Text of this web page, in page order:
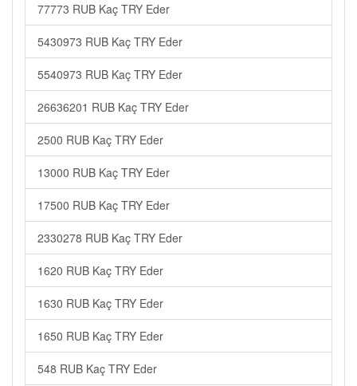
77773 RUB Kaç TRY Eder
5430973 RUB Kaç TRY Eder
5540973 RUB Kaç TRY Eder
26636201 RUB Kaç TRY Eder
2500 RUB Kaç TRY Eder
13000 RUB Kaç TRY Eder
17500 RUB Kaç TRY Eder
2330278 RUB Kaç TRY Eder
1620 RUB Kaç TRY Eder
1630 RUB Kaç TRY Eder
1650 RUB Kaç TRY Eder
548 RUB Kaç TRY Eder